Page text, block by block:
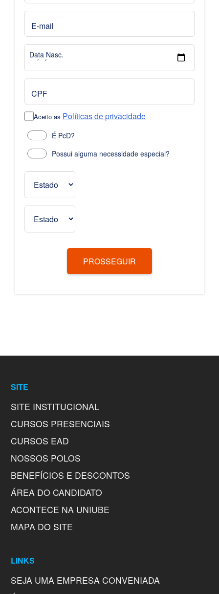
E-mail
Data Nasc.
CPF
Aceito as Políticas de privacidade
É PcD?
Possui alguma necessidade especial?
PROSSEGUIR
SITE
SITE INSTITUCIONAL
CURSOS PRESENCIAIS
CURSOS EAD
NOSSOS POLOS
BENEFÍCIOS E DESCONTOS
ÁREA DO CANDIDATO
ACONTECE NA UNIUBE
MAPA DO SITE
LINKS
SEJA UMA EMPRESA CONVENIADA